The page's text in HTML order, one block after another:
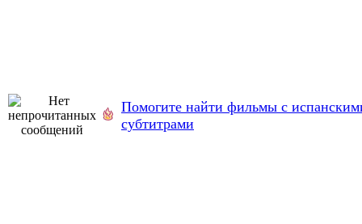
Помогите найти фильмы с
субтитрами